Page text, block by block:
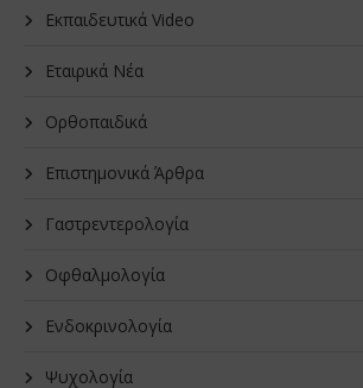
Εκπαιδευτικά Video
Εταιρικά Νέα
Oρθοπαιδικά
Επιστημονικά Άρθρα
Γαστρεντερολογία
Οφθαλμολογία
Ενδοκρινολογία
Ψυχολογία